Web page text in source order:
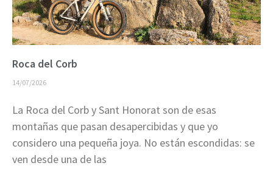
Roca del Corb
14/07/2026
La Roca del Corb y Sant Honorat son de esas
montañas que pasan desapercibidas y que yo
considero una pequeña joya. No están escondidas: se
ven desde una de las